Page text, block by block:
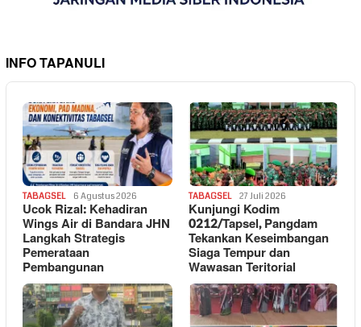
INFO TAPANULI
TABAGSEL 6 Agustus 2026
Ucok Rizal: Kehadiran
Wings Air di Bandara JHN
Langkah Strategis
Pemerataan
Pembangunan
TABAGSEL 27 Juli 2026
Kunjungi Kodim
0212/Tapsel, Pangdam
Tekankan Keseimbangan
Siaga Tempur dan
Wawasan Teritorial